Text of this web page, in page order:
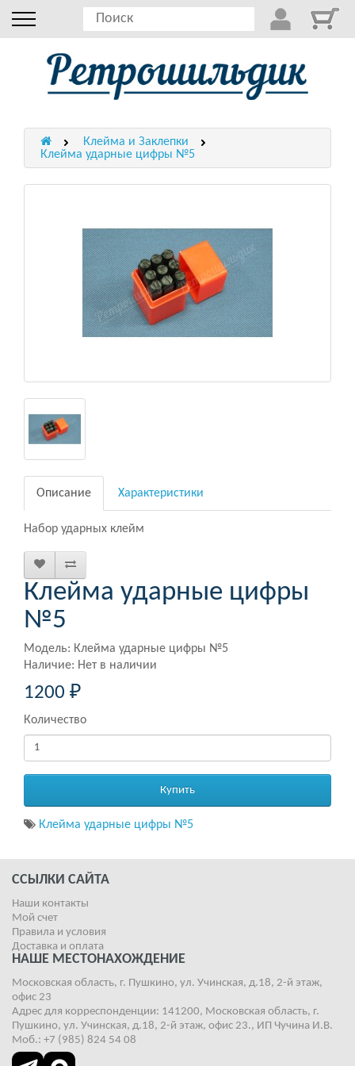
Клейма и Заклепки
Клейма ударные цифры №5
Описание Характеристики
Набор ударных клейм
Клейма ударные цифры
№5
Модель: Клейма ударные цифры №5
Наличие: Нет в наличии
1200 ₽
Количество
Купить
Клейма ударные цифры №5
ССЫЛКИ САЙТА
Наши контакты
Мой счет
Правила и условия
Доставка и оплата
НАШЕ МЕСТОНАХОЖДЕНИЕ
Московская область, г. Пушкино, ул. Учинская, д.18, 2-й этаж,
офис 23
Адрес для корреспонденции: 141200, Московская область, г.
Пушкино, ул. Учинская, д.18, 2-й этаж, офис 23., ИП Чучина И.В.
Моб.: +7 (985) 824 54 08